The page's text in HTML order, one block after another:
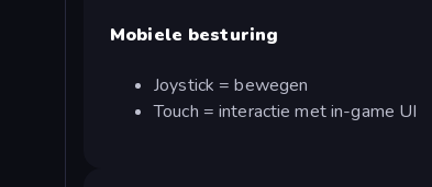
Mobiele besturing
Joystick = bewegen
Touch = interactie met in-game UI